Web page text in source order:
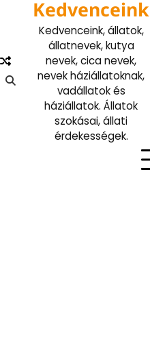
Kedvenceink
Kedvenceink, állatok,
állatnevek, kutya
nevek, cica nevek,
nevek háziállatoknak,
vadállatok és
háziállatok. Állatok
szokásai, állati
érdekességek.